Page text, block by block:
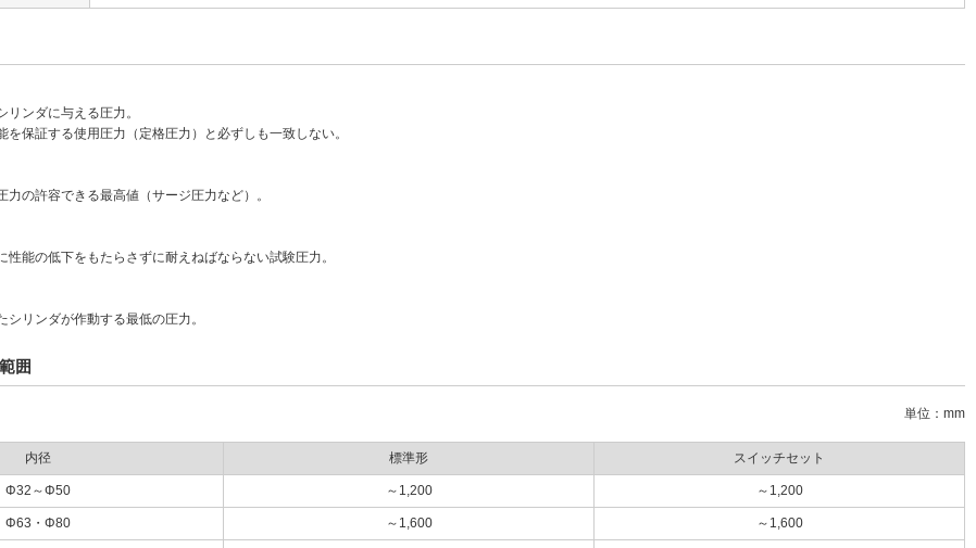
ンダに与える圧力。
を保証する使用圧力（定格圧力）と必ずしも一致しない。
力の許容できる最高値（サージ圧力など）。
性能の低下をもたらさずに耐えねばならない試験圧力。
リンダが作動する最低の圧力。
囲
単位：mm
内径 標準形 スイッチセット
Φ32～Φ50 ～1,200 ～1,200
Φ63・Φ80 ～1,600 ～1,600